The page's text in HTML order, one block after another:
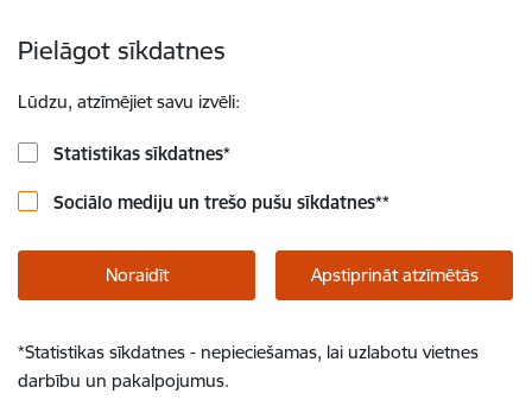
Pielāgot sīkdatnes
Lūdzu, atzīmējiet savu izvēli:
Statistikas sīkdatnes*
Sociālo mediju un trešo pušu sīkdatnes**
Noraidīt Apstiprināt atzīmētās
*Statistikas sīkdatnes - nepieciešamas, lai uzlabotu vietnes
darbību un pakalpojumus.